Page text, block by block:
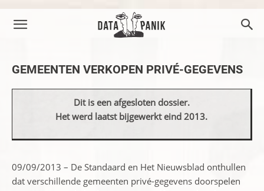
GEMEENTEN VERKOPEN PRIVÉ-GEGEVENS
Dit is een afgesloten dossier.
Het werd laatst bijgewerkt eind 2013.
09/09/2013 – De Standaard en Het Nieuwsblad onthullen
dat verschillende gemeenten privé-gegevens doorspelen